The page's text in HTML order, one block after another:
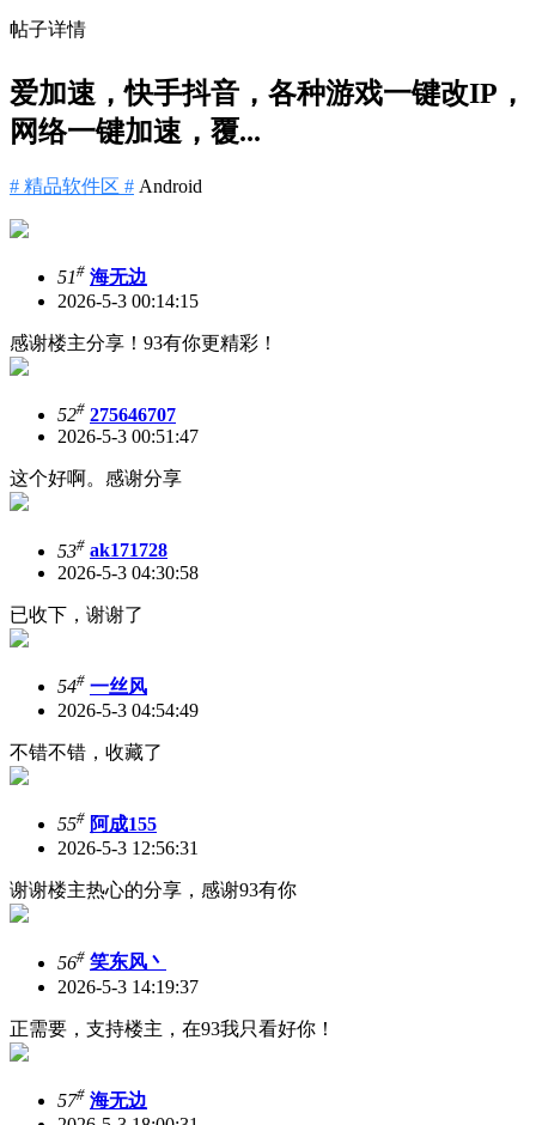
帖子详情
爱加速，快手抖音，各种游戏一键改IP，
网络一键加速，覆...
# 精品软件区 # Android
51# 海无边
2026-5-3 00:14:15
感谢楼主分享！93有你更精彩！
52# 275646707
2026-5-3 00:51:47
这个好啊。感谢分享
53# ak171728
2026-5-3 04:30:58
已收下，谢谢了
54# 一丝风
2026-5-3 04:54:49
不错不错，收藏了
55# 阿成155
2026-5-3 12:56:31
谢谢楼主热心的分享，感谢93有你
56# 笑东风丶
2026-5-3 14:19:37
正需要，支持楼主，在93我只看好你！
57# 海无边